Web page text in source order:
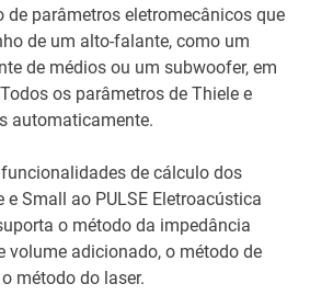
parâmetros eletromecânicos que
de um alto-falante, como um
de médios ou um subwoofer, em
os parâmetros de Thiele e
automaticamente.
de cálculo dos
e Small ao PULSE Eletroacústica
o método da impedância
volume adicionado, o método de
método do laser.